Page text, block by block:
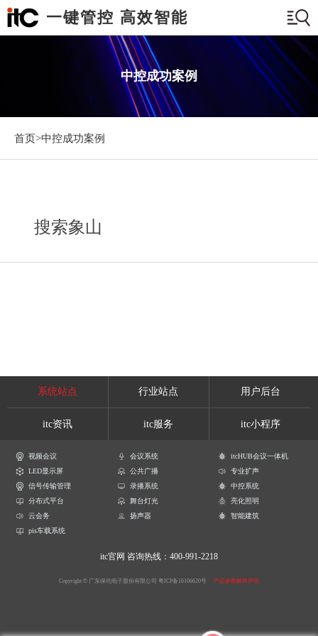
一键管控 高效智能
中控成功案例
首页>中控成功案例
搜索象山
系统站点 行业站点 用户后台
itc资讯 itc服务 itc小程序
视频会议 会议系统
itcHUB会议一体机
LED显示屏
公共广播
专业扩声
信号传输管理
录播系统
中控系统
分布式平台
舞台灯光
亮化照明
云会务
扬声器
智能建筑
pis车载系统
itc官网 咨询热线：400-991-2218
Copyright © 广东保伦电子股份有限公司 粤ICP备16106620号 产品参数解释声明